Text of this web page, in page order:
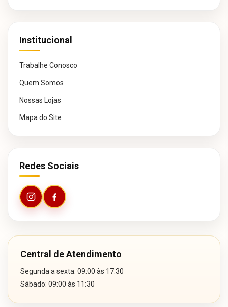
Institucional
Trabalhe Conosco
Quem Somos
Nossas Lojas
Mapa do Site
Redes Sociais
Central de Atendimento
Segunda a sexta: 09:00 às 17:30
Sábado: 09:00 às 11:30